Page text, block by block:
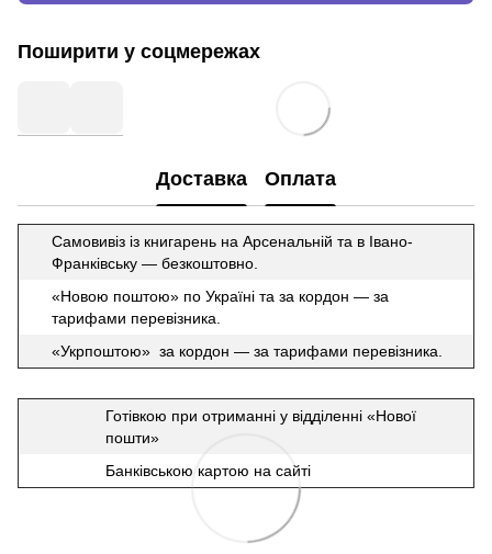
Поширити у соцмережах
Доставка Оплата
Самовивіз із книгарень на Арсенальній та в Івано-
Франківську — безкоштовно.
«Новою поштою» по Україні та за кордон — за
тарифами перевізника.
«Укрпоштою» за кордон — за тарифами перевізника.
Готівкою при отриманні у відділенні «Нової
пошти»
Банківською картою на сайті